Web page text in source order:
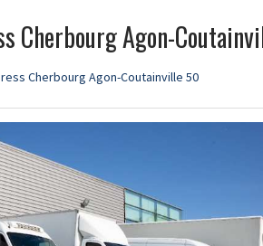
Cherbourg Agon-
Cherbourg Agon-Coutainville 50